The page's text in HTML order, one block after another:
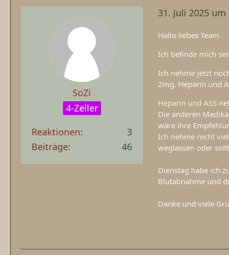
SoZi
4-Zeller
Reaktionen
3
Beiträge
46
31. Juli 2025 um
Hallo liebes Team
Ich befinde mich
Ich nehme jetzt
2mg. Heparin und
Heparin und ASS
Die anderen
wäre ihre
Ich nehme recht
weglassen oder
Dienstag habe ich
Blutabnahme und
Danke und viele